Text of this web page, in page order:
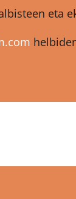
eta